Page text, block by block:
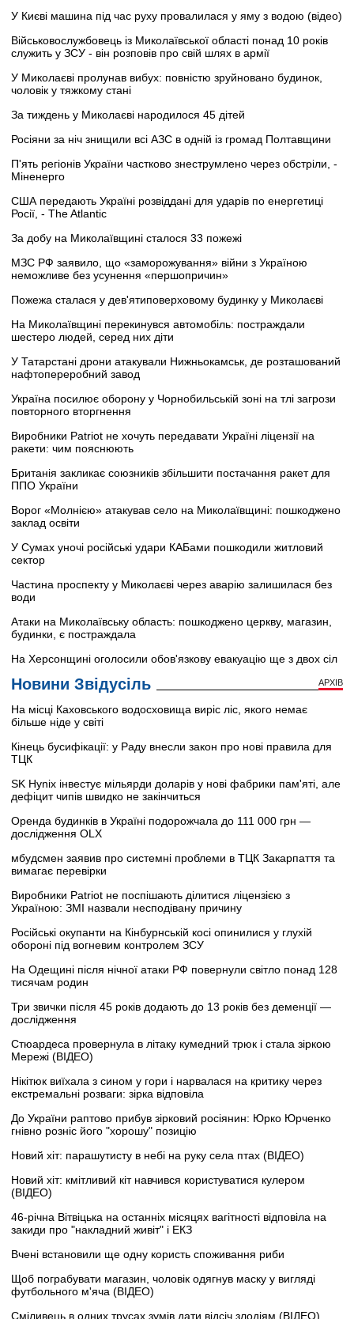
У Києві машина під час руху провалилася у яму з водою (відео)
Військовослужбовець із Миколаївської області понад 10 років
служить у ЗСУ - він розповів про свій шлях в армії
У Миколаєві пролунав вибух: повністю зруйновано будинок,
чоловік у тяжкому стані
За тиждень у Миколаєві народилося 45 дітей
Росіяни за ніч знищили всі АЗС в одній із громад Полтавщини
П'ять регіонів України частково знеструмлено через обстріли, -
Міненерго
США передають Україні розвіддані для ударів по енергетиці
Росії, - The Atlantic
За добу на Миколаївщині сталося 33 пожежі
МЗС РФ заявило, що «заморожування» війни з Україною
неможливе без усунення «першопричин»
Пожежа сталася у дев'ятиповерховому будинку у Миколаєві
На Миколаївщині перекинувся автомобіль: постраждали
шестеро людей, серед них діти
У Татарстані дрони атакували Нижньокамськ, де розташований
нафтопереробний завод
Україна посилює оборону у Чорнобильській зоні на тлі загрози
повторного вторгнення
Виробники Patriot не хочуть передавати Україні ліцензії на
ракети: чим пояснюють
Британія закликає союзників збільшити постачання ракет для
ППО України
Ворог «Молнією» атакував село на Миколаївщині: пошкоджено
заклад освіти
У Сумах уночі російські удари КАБами пошкодили житловий
сектор
Частина проспекту у Миколаєві через аварію залишилася без
води
Атаки на Миколаївську область: пошкоджено церкву, магазин,
будинки, є постраждала
На Херсонщині оголосили обов'язкову евакуацію ще з двох сіл
Новини Звідусіль АРХІВ
На місці Каховського водосховища виріс ліс, якого немає
більше ніде у світі
Кінець бусифікації: у Раду внесли закон про нові правила для
ТЦК
SK Hynix інвестує мільярди доларів у нові фабрики пам'яті, але
дефіцит чипів швидко не закінчиться
Оренда будинків в Україні подорожчала до 111 000 грн —
дослідження OLX
мбудсмен заявив про системні проблеми в ТЦК Закарпаття та
вимагає перевірки
Виробники Patriot не поспішають ділитися ліцензією з
Україною: ЗМІ назвали несподівану причину
Російські окупанти на Кінбурнській косі опинилися у глухій
обороні під вогневим контролем ЗСУ
На Одещині після нічної атаки РФ повернули світло понад 128
тисячам родин
Три звички після 45 років додають до 13 років без деменції —
дослідження
Стюардеса провернула в літаку кумедний трюк і стала зіркою
Мережі (ВІДЕО)
Нікітюк виїхала з сином у гори і нарвалася на критику через
екстремальні розваги: зірка відповіла
До України раптово прибув зірковий росіянин: Юрко Юрченко
гнівно розніс його "хорошу" позицію
Новий хіт: парашутисту в небі на руку села птах (ВІДЕО)
Новий хіт: кмітливий кіт навчився користуватися кулером
(ВІДЕО)
46-річна Вітвіцька на останніх місяцях вагітності відповіла на
закиди про "накладний живіт" і ЕКЗ
Вчені встановили ще одну користь споживання риби
Щоб пограбувати магазин, чоловік одягнув маску у вигляді
футбольного м'яча (ВІДЕО)
Сміливець в одних трусах зумів дати відсіч злодіям (ВІДЕО)